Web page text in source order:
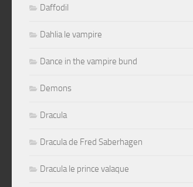
Daffodil
Dahlia le vampire
Dance in the vampire bund
Demons
Dracula
Dracula de Fred Saberhagen
Dracula le prince valaque